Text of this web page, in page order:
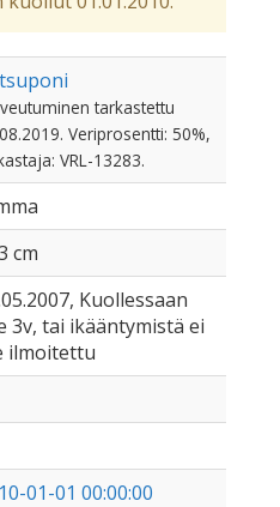
tarkastettu
Veriprosentti: 50%,
VRL-13283.
cm
Kuollessaan
3v, tai ikääntymistä ei
ilmoitettu
01-01 00:00:00